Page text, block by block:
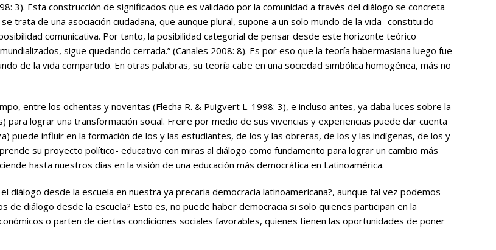
3). Esta construcción de significados que es validado por la comunidad a través del diálogo se concreta
trata de una asociación ciudadana, que aunque plural, supone a un solo mundo de la vida -constituido
comunicativa. Por tanto, la posibilidad categorial de pensar desde este horizonte teórico
sigue quedando cerrada.” (Canales 2008: 8). Es por eso que la teoría habermasiana luego fue
de la vida compartido. En otras palabras, su teoría cabe en una sociedad simbólica homogénea, más no
entre los ochentas y noventas (Flecha R. & Puigvert L. 1998: 3), e incluso antes, ya daba luces sobre la
para lograr una transformación social. Freire por medio de sus vivencias y experiencias puede dar cuenta
puede influir en la formación de los y las estudiantes, de los y las obreras, de los y las indígenas, de los y
su proyecto político- educativo con miras al diálogo como fundamento para lograr un cambio más
hasta nuestros días en la visión de una educación más democrática en Latinoamérica.
diálogo desde la escuela en nuestra ya precaria democracia latinoamericana?, aunque tal vez podemos
de diálogo desde la escuela? Esto es, no puede haber democracia si solo quienes participan en la
o parten de ciertas condiciones sociales favorables, quienes tienen las oportunidades de poner